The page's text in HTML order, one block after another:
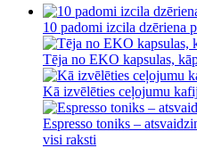
10 padomi izcila dzēriena
Tēja no EKO kapsulas,
Kā izvēlēties ceļojumu
Espresso toniks –
visi raksti